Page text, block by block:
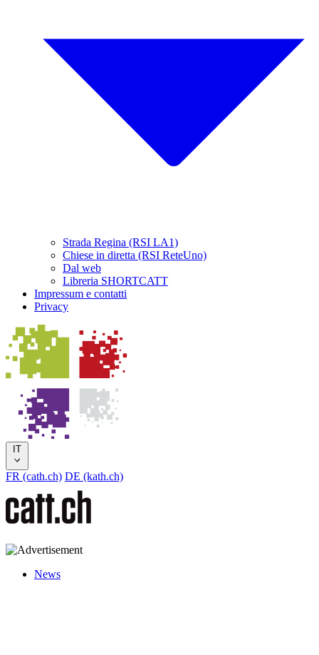
Strada Regina (RSI LA1)
Chiese in diretta (RSI ReteUno)
Dal web
Libreria SHORTCATT
Impressum e contatti
Privacy
IT
FR (cath.ch) DE (kath.ch)
News